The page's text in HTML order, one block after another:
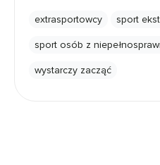
extrasportowcy sport
sport osób z
wystarczy zacząć